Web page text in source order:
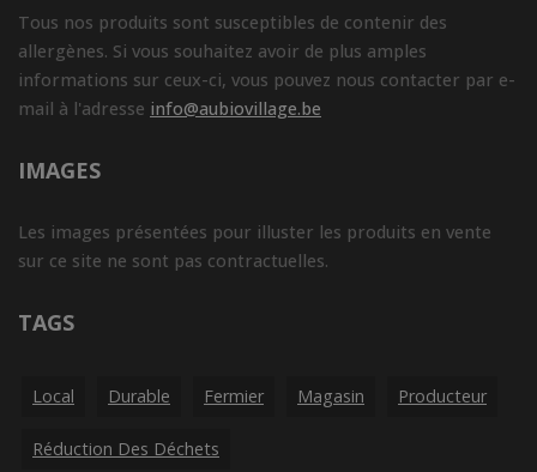
Tous nos produits sont susceptibles de contenir des
allergènes. Si vous souhaitez avoir de plus amples
informations sur ceux-ci, vous pouvez nous contacter par e-
mail à l'adresse info@aubiovillage.be
IMAGES
Les images présentées pour illuster les produits en vente
sur ce site ne sont pas contractuelles.
TAGS
Local Durable Fermier Magasin Producteur
Réduction Des Déchets